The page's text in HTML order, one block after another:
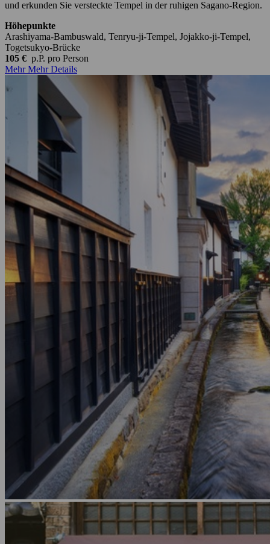
und erkunden Sie versteckte Tempel in der ruhigen Sagano-Region.
Höhepunkte
Arashiyama-Bambuswald, Tenryu-ji-Tempel, Jojakko-ji-Tempel,
Togetsukyo-Brücke
105 € p.P. pro Person
Mehr Mehr Details